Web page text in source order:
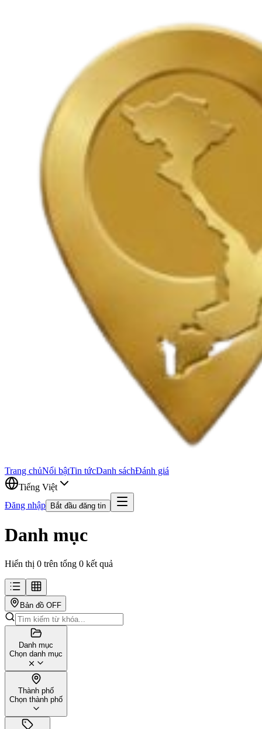
Trang chủNổi bậtTin tứcDanh sáchĐánh giá
Tiếng Việt
Đăng nhập
Bắt đầu đăng tin
Danh mục
Hiển thị 0 trên tổng 0 kết quả
Bản đồ OFF
Danh mục
Chọn danh mục
Thành phố
Chọn thành phố